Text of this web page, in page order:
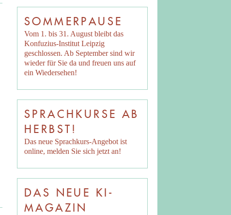
SOMMERPAUSE
Vom 1. bis 31. August bleibt das
Konfuzius-Institut Leipzig
geschlossen. Ab September sind wir
wieder für Sie da und freuen uns auf
ein Wiedersehen!
SPRACHKURSE AB
HERBST!
Das neue Sprachkurs-Angebot ist
online, melden Sie sich jetzt an!
DAS NEUE KI-
MAGAZIN